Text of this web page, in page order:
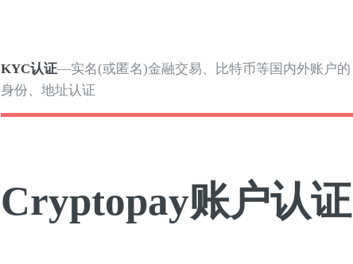
KYC认证—实名(或匿名)金融交易、比特币等国内外账户的
身份、地址认证
Cryptopay账户认证